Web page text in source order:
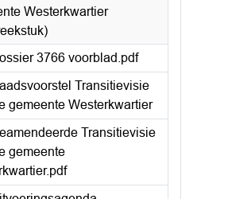
Westerkwartier
3766 voorblad.pdf
Transitievisie
gemeente Westerkwartier
Transitievisie
gemeente